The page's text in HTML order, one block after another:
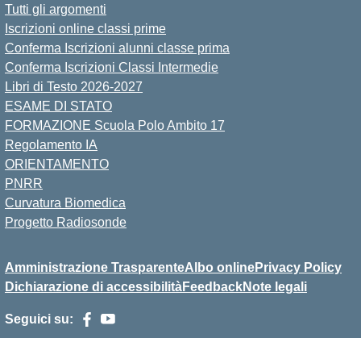
Tutti gli argomenti
Iscrizioni online classi prime
Conferma Iscrizioni alunni classe prima
Conferma Iscrizioni Classi Intermedie
Libri di Testo 2026-2027
ESAME DI STATO
FORMAZIONE Scuola Polo Ambito 17
Regolamento IA
ORIENTAMENTO
PNRR
Curvatura Biomedica
Progetto Radiosonde
Amministrazione TrasparenteAlbo onlinePrivacy Policy
Dichiarazione di accessibilitàFeedbackNote legali
Seguici su: